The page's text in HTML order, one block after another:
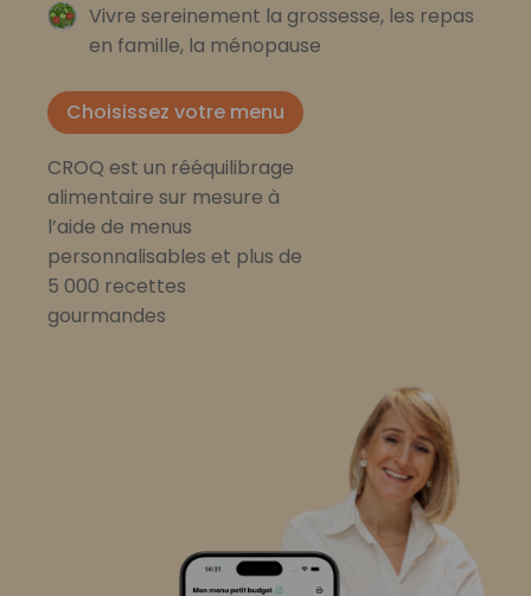
Vivre sereinement la grossesse, les repas
en famille, la ménopause
Choisissez votre menu
CROQ est un rééquilibrage
alimentaire sur mesure à
l’aide de menus
personnalisables et plus de
5 000 recettes
gourmandes